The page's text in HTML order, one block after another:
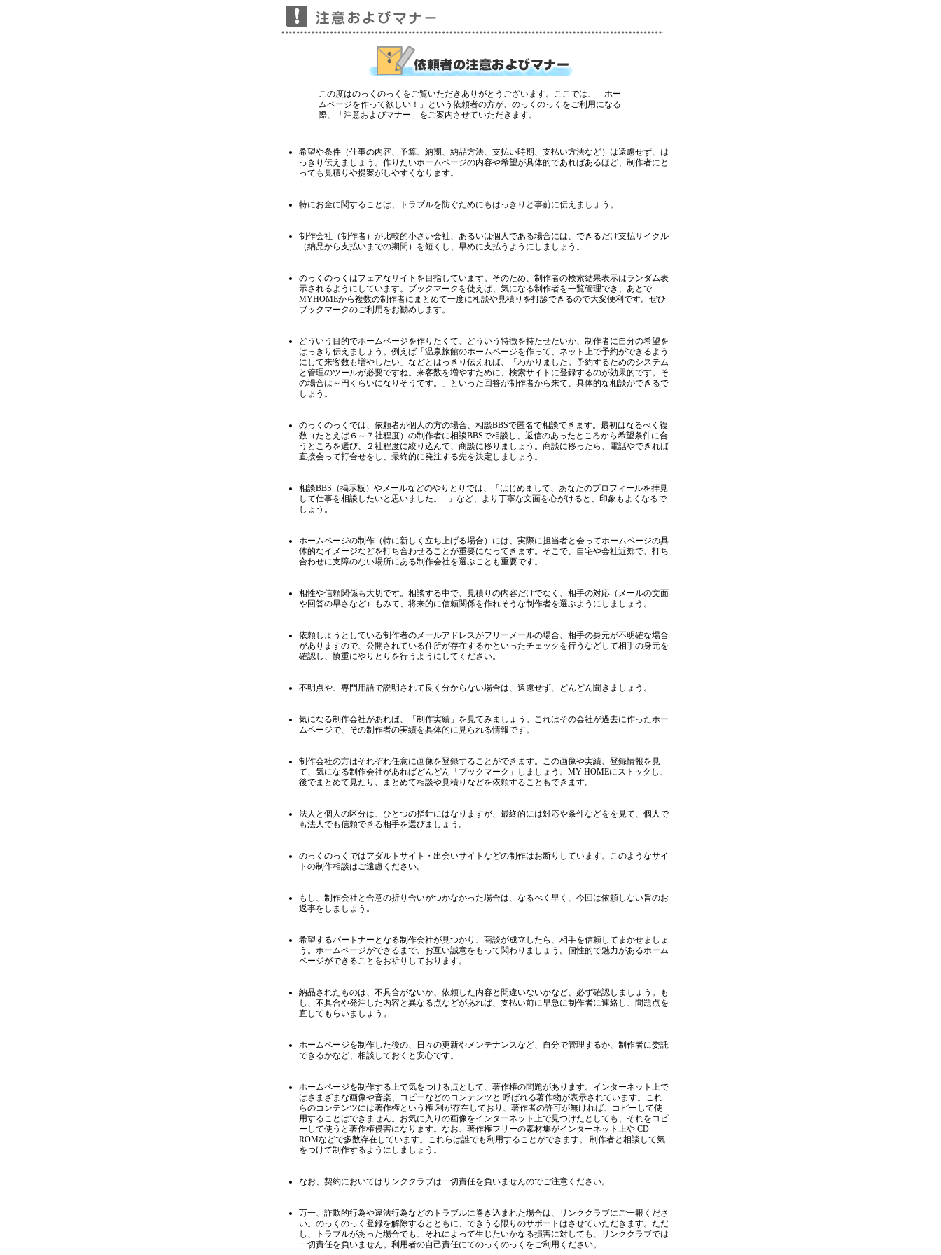
この度はのっくのっくをご覧いただきありがとうございます。ここでは、「ホー
ムページを作って欲しい！」という依頼者の方が、のっくのっくをご利用になる
際、「注意およびマナー」をご案内させていただきます。
希望や条件（仕事の内容、予算、納期、納品方法、支払い時期、支払い方法など）は遠慮せず、は
っきり伝えましょう。作りたいホームページの内容や希望が具体的であればあるほど、制作者にと
っても見積りや提案がしやすくなります。
特にお金に関することは、トラブルを防ぐためにもはっきりと事前に伝えましょう。
制作会社（制作者）が比較的小さい会社、あるいは個人である場合には、できるだけ支払サイクル
（納品から支払いまでの期間）を短くし、早めに支払うようにしましょう。
のっくのっくはフェアなサイトを目指しています。そのため、制作者の検索結果表示はランダム表
示されるようにしています。ブックマークを使えば、気になる制作者を一覧管理でき、あとで
MYHOMEから複数の制作者にまとめて一度に相談や見積りを打診できるので大変便利です。ぜひ
ブックマークのご利用をお勧めします。
どういう目的でホームページを作りたくて、どういう特徴を持たせたいか、制作者に自分の希望を
はっきり伝えましょう。例えば「温泉旅館のホームページを作って、ネット上で予約ができるよう
にして来客数も増やしたい」などとはっきり伝えれば、「わかりました。予約するためのシステム
と管理のツールが必要ですね。来客数を増やすために、検索サイトに登録するのが効果的です。そ
の場合は～円くらいになりそうです。」といった回答が制作者から来て、具体的な相談ができるで
しょう。
のっくのっくでは、依頼者が個人の方の場合、相談BBSで匿名で相談できます。最初はなるべく複
数（たとえば６～７社程度）の制作者に相談BBSで相談し、返信のあったところから希望条件に合
うところを選び、２社程度に絞り込んで、商談に移りましょう。商談に移ったら、電話やできれば
直接会って打合せをし、最終的に発注する先を決定しましょう。
相談BBS（掲示板）やメールなどのやりとりでは、「はじめまして、あなたのプロフィールを拝見
して仕事を相談したいと思いました。...」など、より丁寧な文面を心がけると、印象もよくなるで
しょう。
ホームページの制作（特に新しく立ち上げる場合）には、実際に担当者と会ってホームページの具
体的なイメージなどを打ち合わせることが重要になってきます。そこで、自宅や会社近郊で、打ち
合わせに支障のない場所にある制作会社を選ぶことも重要です。
相性や信頼関係も大切です。相談する中で、見積りの内容だけでなく、相手の対応（メールの文面
や回答の早さなど）もみて、将来的に信頼関係を作れそうな制作者を選ぶようにしましょう。
依頼しようとしている制作者のメールアドレスがフリーメールの場合、相手の身元が不明確な場合
がありますので、公開されている住所が存在するかといったチェックを行うなどして相手の身元を
確認し、慎重にやりとりを行うようにしてください。
不明点や、専門用語で説明されて良く分からない場合は、遠慮せず、どんどん聞きましょう。
気になる制作会社があれば、「制作実績」を見てみましょう。これはその会社が過去に作ったホー
ムページで、その制作者の実績を具体的に見られる情報です。
制作会社の方はそれぞれ任意に画像を登録することができます。この画像や実績、登録情報を見
て、気になる制作会社があればどんどん「ブックマーク」しましょう。MY HOMEにストックし、
後でまとめて見たり、まとめて相談や見積りなどを依頼することもできます。
法人と個人の区分は、ひとつの指針にはなりますが、最終的には対応や条件などをを見て、個人で
も法人でも信頼できる相手を選びましょう。
のっくのっくではアダルトサイト・出会いサイトなどの制作はお断りしています。このようなサイ
トの制作相談はご遠慮ください。
もし、制作会社と合意の折り合いがつかなかった場合は、なるべく早く、今回は依頼しない旨のお
返事をしましょう。
希望するパートナーとなる制作会社が見つかり、商談が成立したら、相手を信頼してまかせましょ
う。ホームページができるまで、お互い誠意をもって関わりましょう。個性的で魅力があるホーム
ページができることをお祈りしております。
納品されたものは、不具合がないか、依頼した内容と間違いないかなど、必ず確認しましょう。も
し、不具合や発注した内容と異なる点などがあれば、支払い前に早急に制作者に連絡し、問題点を
直してもらいましょう。
ホームページを制作した後の、日々の更新やメンテナンスなど、自分で管理するか、制作者に委託
できるかなど、相談しておくと安心です。
ホームページを制作する上で気をつける点として、著作権の問題があります。インターネット上で
はさまざまな画像や音楽、コピーなどのコンテンツと 呼ばれる著作物が表示されています。これ
らのコンテンツには著作権という権 利が存在しており、著作者の許可が無ければ、コピーして使
用することはできません。お気に入りの画像をインターネット上で見つけたとしても、それをコピ
ーして使うと著作権侵害になります。なお、著作権フリーの素材集がインターネット上や CD-
ROMなどで多数存在しています。これらは誰でも利用することができます。 制作者と相談して気
をつけて制作するようにしましょう。
なお、契約においてはリンククラブは一切責任を負いませんのでご注意ください。
万一、詐欺的行為や違法行為などのトラブルに巻き込まれた場合は、リンククラブにご一報くださ
い。のっくのっく登録を解除するとともに、できうる限りのサポートはさせていただきます。ただ
し、トラブルがあった場合でも、それによって生じたいかなる損害に対しても、リンククラブでは
一切責任を負いません。利用者の自己責任にてのっくのっくをご利用ください。